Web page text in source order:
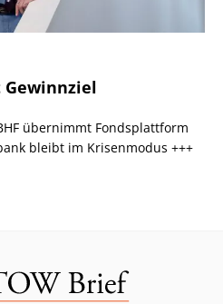
übernimmt Fondsplattform
bleibt im Krisenmodus +++